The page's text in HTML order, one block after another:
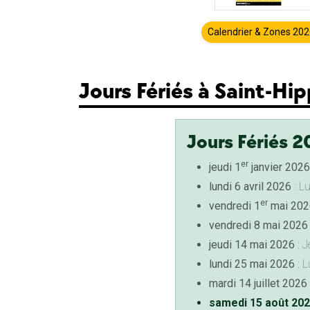
Calendrier & Zones
Jours Fériés à Saint-
Jours Fériés
jeudi 1 erjanvier 2026
lundi 6 avril 2026 :
vendredi 1 ermai
vendredi 8 mai 2026
jeudi 14 mai 2026 :
lundi 25 mai 2026 :
mardi 14 juillet 2026
samedi 15 août